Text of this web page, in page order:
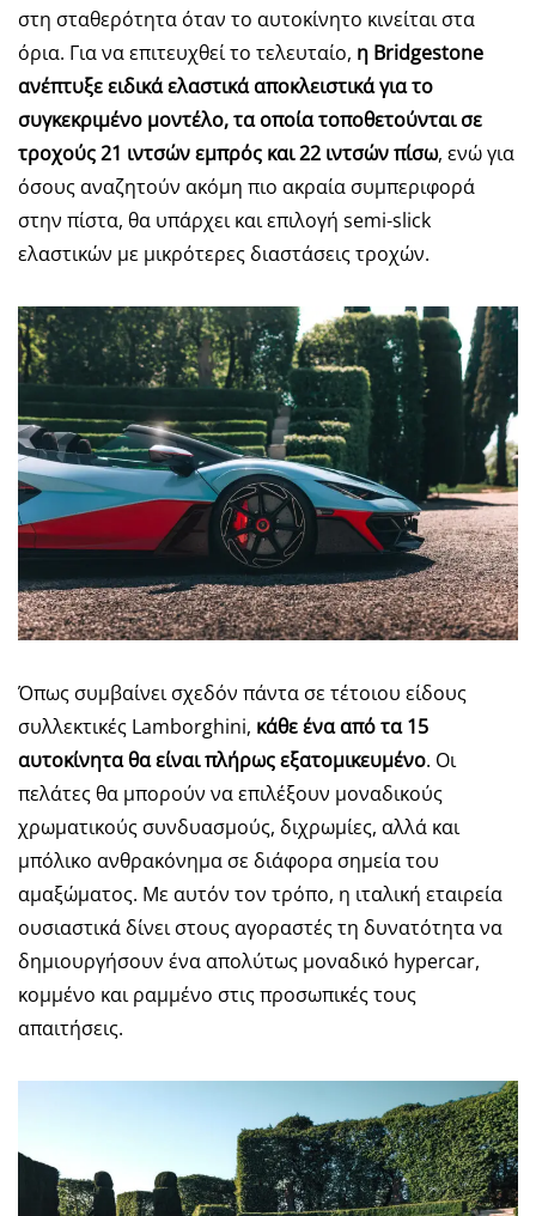
στη σταθερότητα όταν το αυτοκίνητο κινείται στα
όρια. Για να επιτευχθεί το τελευταίο, η Bridgestone
ανέπτυξε ειδικά ελαστικά αποκλειστικά για το
συγκεκριμένο μοντέλο, τα οποία τοποθετούνται σε
τροχούς 21 ιντσών εμπρός και 22 ιντσών πίσω, ενώ για
όσους αναζητούν ακόμη πιο ακραία συμπεριφορά
στην πίστα, θα υπάρχει και επιλογή semi-slick
ελαστικών με μικρότερες διαστάσεις τροχών.
Όπως συμβαίνει σχεδόν πάντα σε τέτοιου είδους
συλλεκτικές Lamborghini, κάθε ένα από τα 15
αυτοκίνητα θα είναι πλήρως εξατομικευμένο. Οι
πελάτες θα μπορούν να επιλέξουν μοναδικούς
χρωματικούς συνδυασμούς, διχρωμίες, αλλά και
μπόλικο ανθρακόνημα σε διάφορα σημεία του
αμαξώματος. Με αυτόν τον τρόπο, η ιταλική εταιρεία
ουσιαστικά δίνει στους αγοραστές τη δυνατότητα να
δημιουργήσουν ένα απολύτως μοναδικό hypercar,
κομμένο και ραμμένο στις προσωπικές τους
απαιτήσεις.